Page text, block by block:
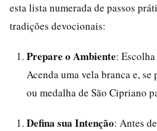
esta lista numerada de passos
tradições devocionais:
Prepare o Ambiente:
Acenda uma vela branca e,
ou medalha de São Cipriano
Defina sua Intenção: Antes